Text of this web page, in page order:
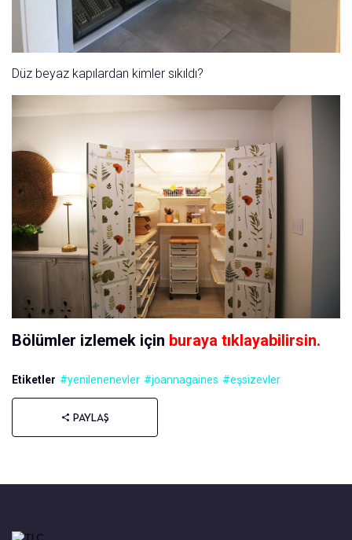
Düz beyaz kapılardan kimler sıkıldı?
Bölümler izlemek için buraya tıklayabilirsin.
Etiketler #yenilenenevler #joannagaines #eşsizevler
PAYLAŞ